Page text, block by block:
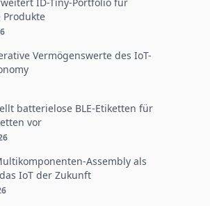
Produkte
Vermögenswerte des IoT-
batterielose BLE-Etiketten für
vor
Assembly als
IoT der Zukunft